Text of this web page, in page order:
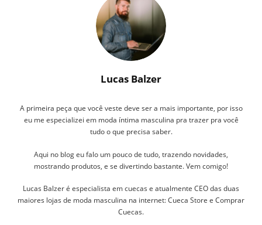
Lucas Balzer
A primeira peça que você veste deve ser a mais importante, por isso
eu me especializei em moda íntima masculina pra trazer pra você
tudo o que precisa saber.
Aqui no blog eu falo um pouco de tudo, trazendo novidades,
mostrando produtos, e se divertindo bastante. Vem comigo!
Lucas Balzer é especialista em cuecas e atualmente CEO das duas
maiores lojas de moda masculina na internet: Cueca Store e Comprar
Cuecas.